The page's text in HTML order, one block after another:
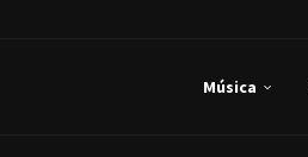
Música